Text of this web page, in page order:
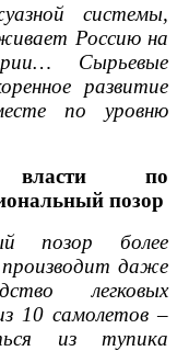
системы,
Россию на
Сырьевые
развитие
по уровню
власти по
позор
позор более
даже
легковых
10 самолетов –
из тупика